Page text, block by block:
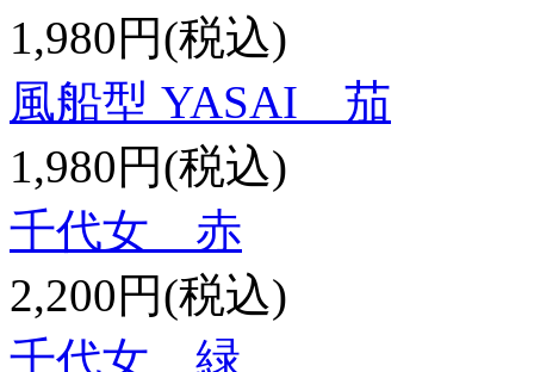
1,980円(税込)
風船型 YASAI 茄
1,980円(税込)
千代女 赤
2,200円(税込)
千代女 緑